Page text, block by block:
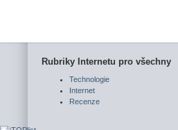
Rubriky Internetu pro všechny
Technologie
Internet
Recenze